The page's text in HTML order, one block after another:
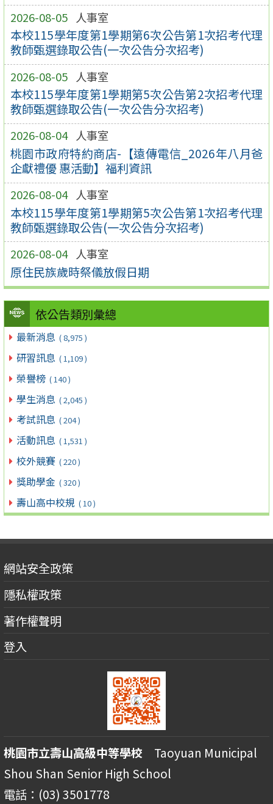
2026-08-05 人事室
本校115學年度第1學期第6次公告第1次招考代理
教師甄選錄取公告(一次公告分次招考)
2026-08-05 人事室
本校115學年度第1學期第5次公告第2次招考代理
教師甄選錄取公告(一次公告分次招考)
2026-08-04 人事室
桃園市政府特約商店-【遠傳電信_2026年八月爸
企獻禮優 惠活動】福利資訊
2026-08-04 人事室
本校115學年度第1學期第5次公告第1次招考代理
教師甄選錄取公告(一次公告分次招考)
2026-08-04 人事室
原住民族歲時祭儀放假日期
依公告類別彙總
最新消息 ( 8,975 )
研習訊息 ( 1,109 )
榮譽榜 ( 140 )
學生消息 ( 2,045 )
考試訊息 ( 204 )
活動訊息 ( 1,531 )
校外競賽 ( 220 )
獎助學金 ( 320 )
壽山高中校規 ( 10 )
網站安全政策
隱私權政策
著作權聲明
登入
桃園市立壽山高級中等學校 Taoyuan Municipal
Shou Shan Senior High School
電話：(03) 3501778